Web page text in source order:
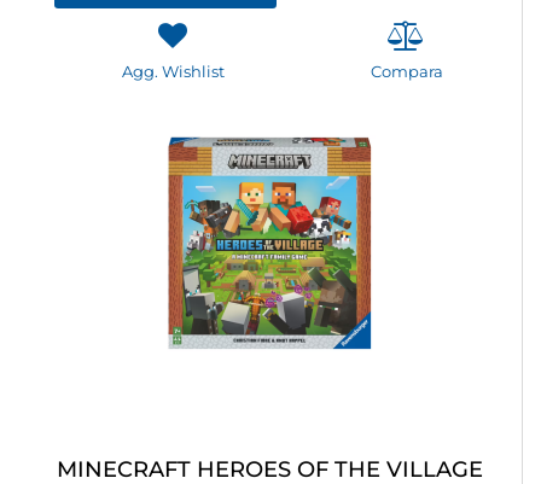
Agg. Wishlist Compara
MINECRAFT HEROES OF THE VILLAGE